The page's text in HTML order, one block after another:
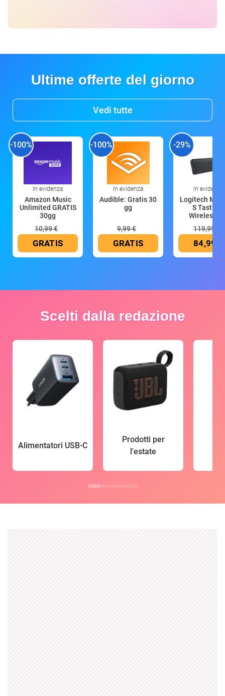
Ultime offerte del giorno
Vedi tutte
-100%
In evidenza
Amazon Music
Unlimited GRATIS
30gg
10,99 €
GRATIS
-100%
In evidenza
Audible: Gratis 30
gg
9,99 €
GRATIS
-29%
In evidenza
Logitech MX
S Tastiera
Wireless
119,99 €
84,99 €
Scelti dalla redazione
Alimentatori USB-C
Prodotti per
l'estate